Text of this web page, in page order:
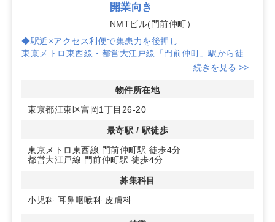
開業向き
NMTビル(門前仲町）
◆駅近×アクセス利便で集患力を後押し
東京メトロ東西線・都営大江戸線「門前仲町」駅から徒歩
日いずれも通院しやすい導線が確保できます。
◆医療モールの相乗効果
NMTビル(門前仲町)は1階調剤薬局、2階内科、3～4階整
6階区画は小児科・耳鼻咽喉科・皮膚科の募集で、院内完
結しやすい受診動線が形成され、近隣住民やオフィスワー
カーの来院ニーズに対応しやすい環境です。
詳細はお問い合わせください
続きを見る >>
物件所在地
東京都江東区富岡1丁目26-20
最寄駅 / 駅徒歩
東京メトロ東西線 門前仲町駅 徒歩4分
都営大江戸線 門前仲町駅 徒歩4分
募集科目
小児科 耳鼻咽喉科 皮膚科